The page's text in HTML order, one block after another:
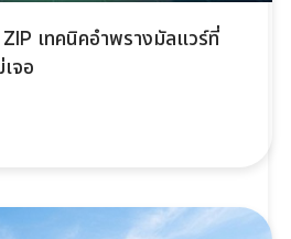
เทคนิคอำพรางมัลแวร์ที่
จอ